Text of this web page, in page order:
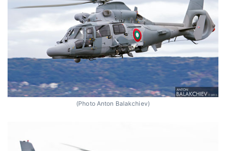
(Photo Anton Balakchiev)